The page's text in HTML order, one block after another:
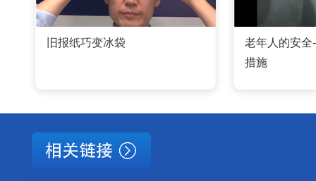
旧报纸巧变冰袋
老年人的安
措施